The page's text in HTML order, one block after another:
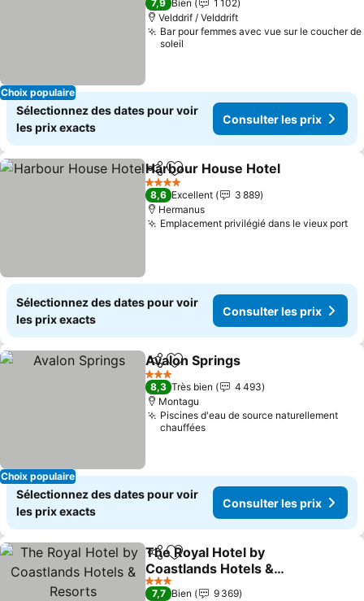
Choix populaire
7,9 Bien
1 102
Velddrif / Velddrift
Bar pour femmes avec vue sur le coucher de
soleil
Sélectionnez des dates pour voir
les prix exacts
Consulter les prix
PartagerAjouter à mes favoris
Harbour House Hotel
4 Étoiles
8,6 Excellent
3 889
Hermanus
Emplacement privilégié dans le vieux port
Sélectionnez des dates pour voir
les prix exacts
Consulter les prix
Choix populaire
PartagerAjouter à mes favoris
Avalon Springs
3 Étoiles
8,3 Très bien
4 493
Montagu
Piscines d'eau de source naturellement
chauffées
Sélectionnez des dates pour voir
les prix exacts
Consulter les prix
PartagerAjouter à mes favoris
The Royal Hotel by
Coastlands Hotels &
Resorts
3 Étoiles
7,7 Bien
9 369